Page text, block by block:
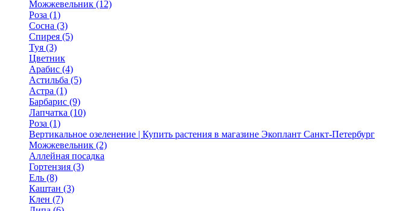
Можжевельник (12)
Роза (1)
Сосна (3)
Спирея (5)
Туя (3)
Цветник
Арабис (4)
Астильба (5)
Астра (1)
Барбарис (9)
Лапчатка (10)
Роза (1)
Вертикальное озеленение | Купить растения в магазине Экоплант Санкт-Петербург
Можжевельник (2)
Аллейная посадка
Гортензия (3)
Ель (8)
Каштан (3)
Клен (7)